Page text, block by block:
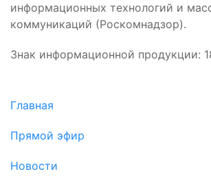
информационных технологий и
коммуникаций (Роскомнадзор).
Знак информационной продукции:
Главная
Прямой эфир
Новости